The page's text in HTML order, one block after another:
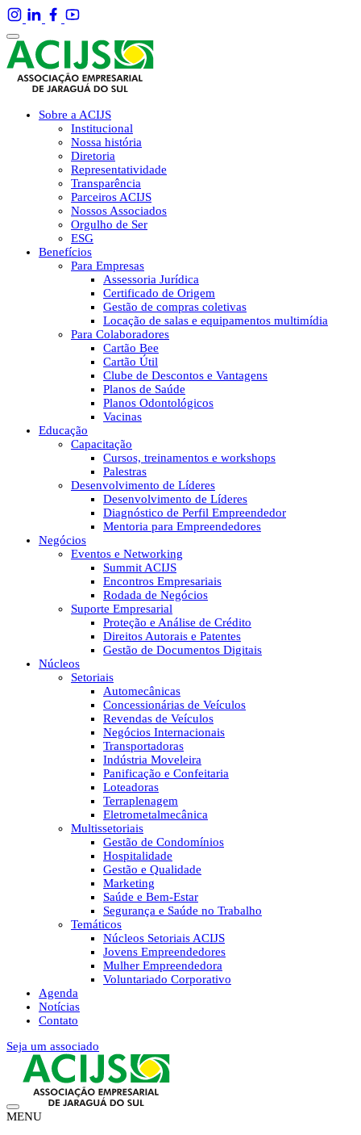
Sobre a ACIJS
Institucional
Nossa história
Diretoria
Representatividade
Transparência
Parceiros ACIJS
Nossos Associados
Orgulho de Ser
ESG
Benefícios
Para Empresas
Assessoria Jurídica
Certificado de Origem
Gestão de compras coletivas
Locação de salas e equipamentos multimídia
Para Colaboradores
Cartão Bee
Cartão Útil
Clube de Descontos e Vantagens
Planos de Saúde
Planos Odontológicos
Vacinas
Educação
Capacitação
Cursos, treinamentos e workshops
Palestras
Desenvolvimento de Líderes
Desenvolvimento de Líderes
Diagnóstico de Perfil Empreendedor
Mentoria para Empreendedores
Negócios
Eventos e Networking
Summit ACIJS
Encontros Empresariais
Rodada de Negócios
Suporte Empresarial
Proteção e Análise de Crédito
Direitos Autorais e Patentes
Gestão de Documentos Digitais
Núcleos
Setoriais
Automecânicas
Concessionárias de Veículos
Revendas de Veículos
Negócios Internacionais
Transportadoras
Indústria Moveleira
Panificação e Confeitaria
Loteadoras
Terraplenagem
Eletrometalmecânica
Multissetoriais
Gestão de Condomínios
Hospitalidade
Gestão e Qualidade
Marketing
Saúde e Bem-Estar
Segurança e Saúde no Trabalho
Temáticos
Núcleos Setoriais ACIJS
Jovens Empreendedores
Mulher Empreendedora
Voluntariado Corporativo
Agenda
Notícias
Contato
Seja um associado
MENU